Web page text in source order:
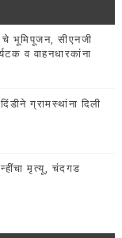
चे भूमिपूजन, सीएनजी
व वाहनधारकांना
ग्रामस्थांना दिली
मृत्यू, चंदगड